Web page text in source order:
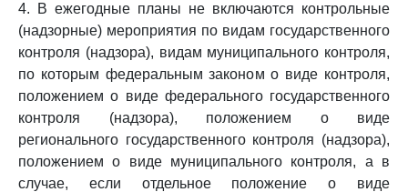
4. В ежегодные планы не включаются контрольные
(надзорные) мероприятия по видам государственного
контроля (надзора), видам муниципального контроля,
по которым федеральным законом о виде контроля,
положением о виде федерального государственного
контроля (надзора), положением о виде
регионального государственного контроля (надзора),
положением о виде муниципального контроля, а в
случае, если отдельное положение о виде